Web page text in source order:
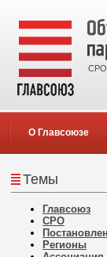
СРО
О Главсоюзе
Темы
Главсоюз
СРО
Регионы